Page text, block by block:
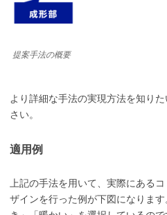
提案手法の概要
より詳細な手法の実現方法を知りた
さい。
適用例
上記の手法を用いて、実際にある
ザインを行った例が下図になりま